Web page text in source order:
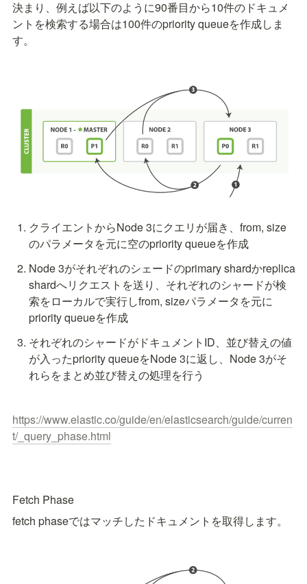
決まり、例えば以下のように90番目から10件のドキュメ
ントを検索する場合は100件のpriority queueを作成しま
す。
クライエントからNode 3にクエリが届き、from, size
のパラメータを元に空のpriority queueを作成
Node 3がそれぞれのシェードのprimary shardかreplica
shardへリクエストを送り、それぞれのシャードが検
索をローカルで実行しfrom, sizeパラメータを元に
priority queueを作成
それぞれのシャードがドキュメントID、並び替えの値
が入ったpriority queueをNode 3に返し、Node 3がそ
れらをまとめ並び替えの処理を行う
https://www.elastic.co/guide/en/elasticsearch/guide/curren
t/_query_phase.html
Fetch Phase
fetch phaseではマッチしたドキュメントを取得します。